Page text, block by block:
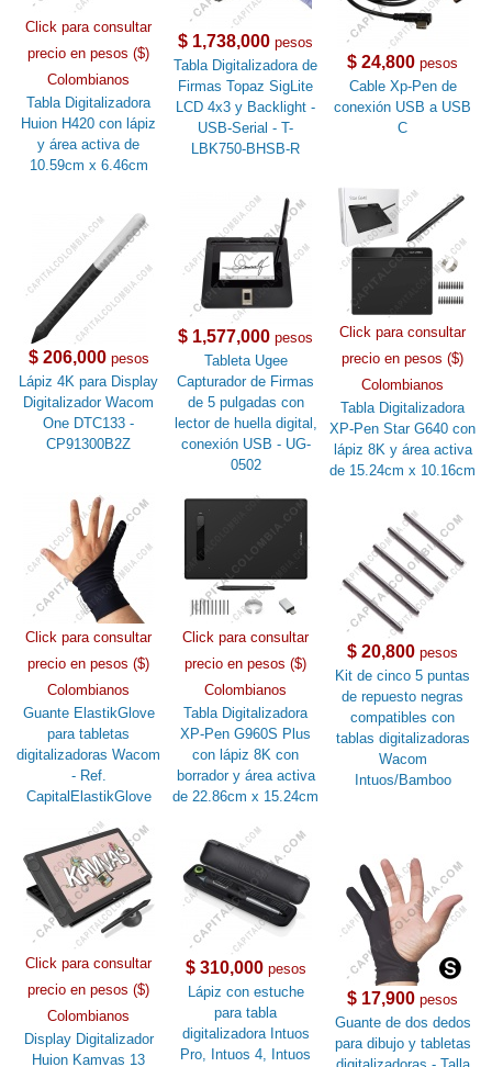
Click para consultar
precio en pesos ($)
Colombianos
Tabla Digitalizadora
Huion H420 con lápiz
y área activa de
10.59cm x 6.46cm
$ 1,738,000 pesos
Tabla Digitalizadora de
Firmas Topaz SigLite
LCD 4x3 y Backlight -
USB-Serial - T-
LBK750-BHSB-R
$ 24,800 pesos
Cable Xp-Pen de
conexión USB a USB
C
$ 206,000pesos
Lápiz 4K para Display
Digitalizador Wacom
One DTC133 -
CP91300B2Z
$ 1,577,000 pesos
Tableta Ugee
Capturador de Firmas
de 5 pulgadas con
lector de huella digital,
conexión USB - UG-
0502
Click para consultar
precio en pesos ($)
Colombianos
Tabla Digitalizadora
XP-Pen Star G640 con
lápiz 8K y área activa
de 15.24cm x 10.16cm
Click para consultar
precio en pesos ($)
Colombianos
Guante ElastikGlove
para tabletas
digitalizadoras Wacom
- Ref.
CapitalElastikGlove
Click para consultar
precio en pesos ($)
Colombianos
Tabla Digitalizadora
XP-Pen G960S Plus
con lápiz 8K con
borrador y área activa
de 22.86cm x 15.24cm
$ 20,800 pesos
Kit de cinco 5 puntas
de repuesto negras
compatibles con
tablas digitalizadoras
Wacom
Intuos/Bamboo
Click para consultar
precio en pesos ($)
Colombianos
Display Digitalizador
Huion Kamvas 13
$ 310,000pesos
Lápiz con estuche
para tabla
digitalizadora Intuos
Pro, Intuos 4, Intuos
$ 17,900 pesos
Guante de dos dedos
para dibujo y tabletas